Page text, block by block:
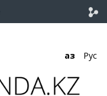
Қаз Рус